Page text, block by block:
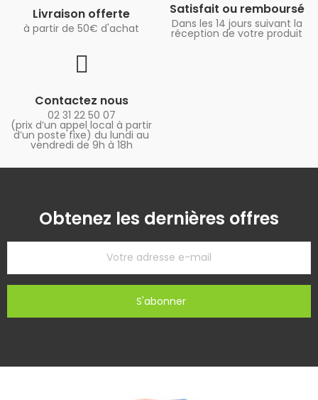
Livraison offerte
à partir de 50€ d'achat
Satisfait ou remboursé
Dans les 14 jours suivant la
réception de votre produit
Contactez nous
02 31 22 50 07
(prix d’un appel local à partir
d’un poste fixe) du lundi au
vendredi de 9h à 18h
Obtenez les dernières offres
S'abonner